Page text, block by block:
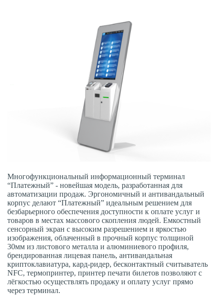
Многофункциональный информационный терминал
“Платежный” - новейшая модель, разработанная для
автоматизации продаж. Эргономичный и антивандальный
корпус делают “Платежный” идеальным решением для
безбарьерного обеспечения доступности к оплате услуг и
товаров в местах массового скопления людей. Емкостный
сенсорный экран с высоким разрешением и яркостью
изображения, облаченный в прочный корпус толщиной
30мм из листового металла и алюминиевого профиля,
брендированная лицевая панель, антивандальная
криптоклавиатура, кард-ридер, бесконтактный считыватель
NFC, термопринтер, принтер печати билетов позволяют с
лёгкостью осуществлять продажу и оплату услуг прямо
через терминал.